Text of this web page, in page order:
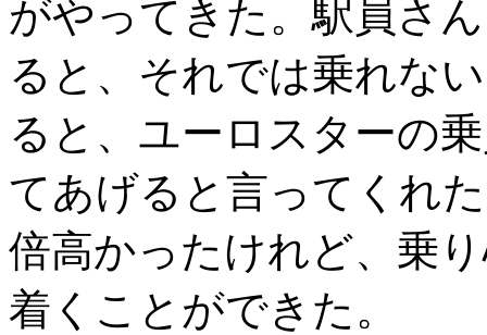
がやってきた。駅員さ
ると、それでは乗れな
ると、ユーロスターの
てあげると言ってくれ
倍高かったけれど、乗
着くことができた。